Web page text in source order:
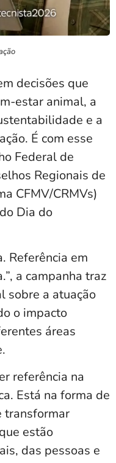
decisões que
estar animal, a
e a
É com esse
Federal de
Regionais de
CFMV/CRMVs)
Dia do
Referência em
a campanha traz
sobre a atuação
o impacto
áreas
referência na
Está na forma de
transformar
estão
das pessoas e